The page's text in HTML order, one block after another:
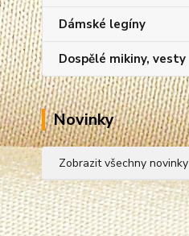
Dámské legíny
Dospělé mikiny, vesty
Novinky
Zobrazit všechny novinky